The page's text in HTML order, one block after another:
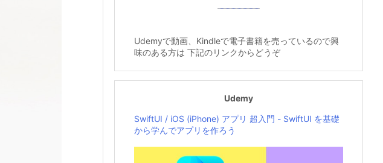
Udemyで動画、Kindleで電子書籍を売っているので興
味のある方は 下記のリンクからどうぞ
Udemy
SwiftUI / iOS (iPhone) アプリ 超入門 - SwiftUI を基礎
から学んでアプリを作ろう